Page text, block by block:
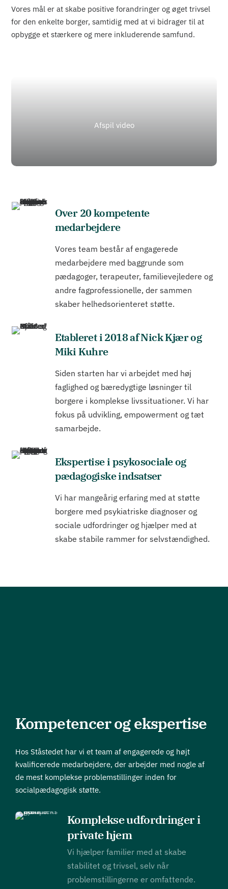
Vores mål er at skabe positive forandringer og øget trivsel
for den enkelte borger, samtidig med at vi bidrager til at
opbygge et stærkere og mere inkluderende samfund.
Afspil video
Over 20 kompetente
medarbejdere
Vores team består af engagerede
medarbejdere med baggrunde som
pædagoger, terapeuter, familievejledere og
andre fagprofessionelle, der sammen
skaber helhedsorienteret støtte.
Etableret i 2018 af Nick Kjær og
Miki Kuhre
Siden starten har vi arbejdet med høj
faglighed og bæredygtige løsninger til
borgere i komplekse livssituationer. Vi har
fokus på udvikling, empowerment og tæt
samarbejde.
Ekspertise i psykosociale og
pædagogiske indsatser
Vi har mangeårig erfaring med at støtte
borgere med psykiatriske diagnoser og
sociale udfordringer og hjælper med at
skabe stabile rammer for selvstændighed.
Kompetencer og ekspertise
Hos Ståstedet har vi et team af engagerede og højt
kvalificerede medarbejdere, der arbejder med nogle af
de mest komplekse problemstillinger inden for
socialpædagogisk støtte.
Komplekse udfordringer i
private hjem
Vi hjælper familier med at skabe
stabilitet og trivsel, selv når
problemstillingerne er omfattende.